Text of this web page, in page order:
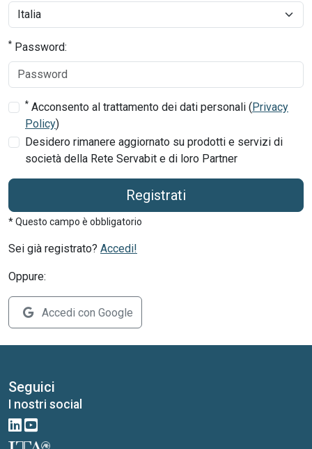
* Password:
* Acconsento al trattamento dei dati personali (Privacy
Policy)
Desidero rimanere aggiornato su prodotti e servizi di
società della Rete Servabit e di loro Partner
Registrati
* Questo campo è obbligatorio
Sei già registrato? Accedi!
Oppure:
Accedi con Google
Seguici
I nostri social